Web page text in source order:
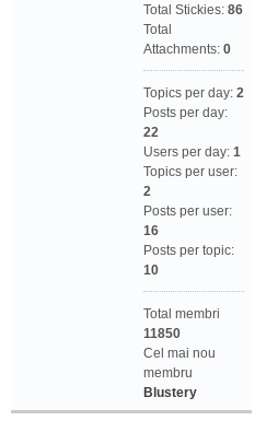
Total Stickies: 86
Total
Attachments: 0
Topics per day: 2
Posts per day:
22
Users per day: 1
Topics per user:
2
Posts per user:
16
Posts per topic:
10
Total membri
11850
Cel mai nou
membru
Blustery